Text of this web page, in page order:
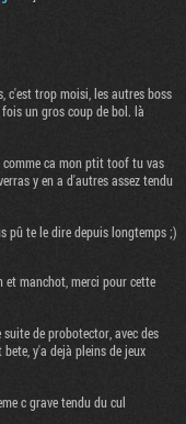
c'est trop moisi, les autres boss
un gros coup de bol. là
ca mon ptit toof tu vas
y en a d'autres assez tendu
pû te le dire depuis longtemps ;)
et manchot, merci pour cette
de probotector, avec des
y'a dejà pleins de jeux
c grave tendu du cul